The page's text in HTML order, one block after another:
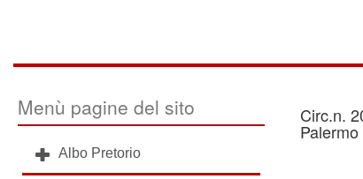
Menù pagine del sito
Albo Pretorio
Circ.n.